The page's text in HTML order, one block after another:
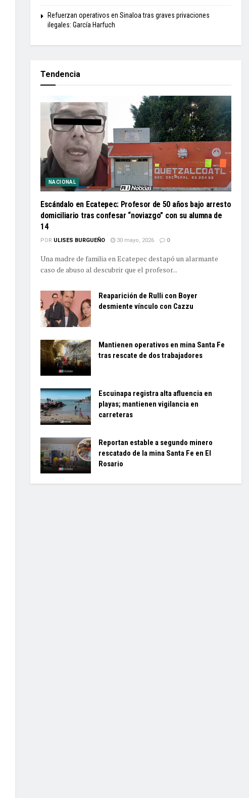
Refuerzan operativos en Sinaloa tras graves privaciones
ilegales: García Harfuch
Tendencia
NACIONAL
Escándalo en Ecatepec: Profesor de 50 años bajo arresto
domiciliario tras confesar “noviazgo” con su alumna de
14
POR ULISES BURGUEÑO 30 mayo, 2026 0
Una madre de familia en Ecatepec destapó un alarmante
caso de abuso al descubrir que el profesor...
Reaparición de Rulli con Boyer
desmiente vínculo con Cazzu
Mantienen operativos en mina Santa Fe
tras rescate de dos trabajadores
Escuinapa registra alta afluencia en
playas; mantienen vigilancia en
carreteras
Reportan estable a segundo minero
rescatado de la mina Santa Fe en El
Rosario